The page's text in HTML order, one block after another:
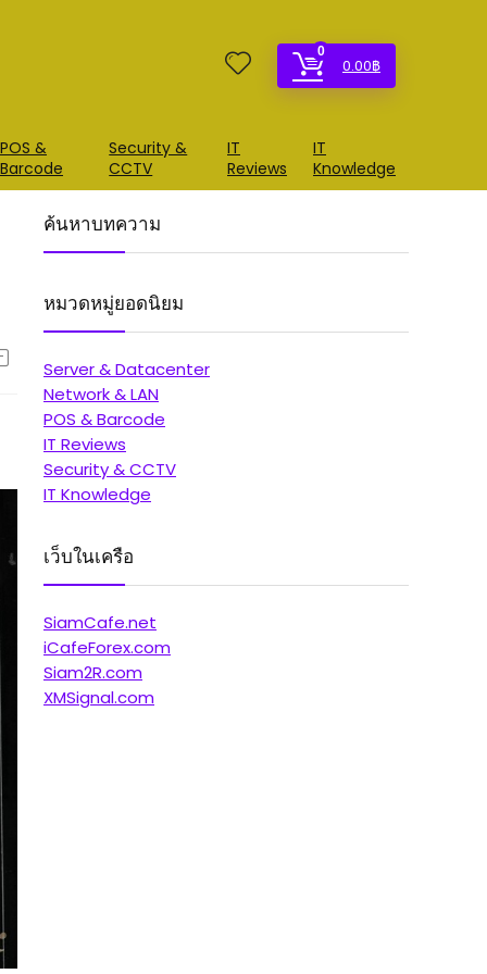
0
0.00฿
POS &
Barcode
Security &
CCTV
IT
Reviews
IT
Knowledge
ค้นหาบทความ
หมวดหมู่ยอดนิยม
Server & Datacenter
Network & LAN
POS & Barcode
IT Reviews
Security & CCTV
IT Knowledge
เว็บในเครือ
SiamCafe.net
iCafeForex.com
Siam2R.com
XMSignal.com